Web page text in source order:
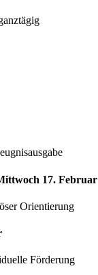
17. Februar
Orientierung
Förderung